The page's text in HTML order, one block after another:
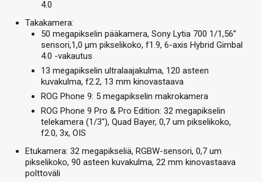
4.0
Takakamera:
50 megapikselin pääkamera, Sony Lytia 700 1/1,56”
sensori,1,0 µm pikselikoko, f1.9, 6-axis Hybrid Gimbal
4.0 -vakautus
13 megapikselin ultralaajakulma, 120 asteen
kuvakulma, f2.2, 13 mm kinovastaava
ROG Phone 9: 5 megapikselin makrokamera
ROG Phone 9 Pro & Pro Edition: 32 megapikselin
telekamera (1/3″), Quad Bayer, 0,7 um pikselikoko,
f2.0, 3x, OIS
Etukamera: 32 megapikseliä, RGBW-sensori, 0,7 um
pikselikoko, 90 asteen kuvakulma, 22 mm kinovastaava
polttoväli